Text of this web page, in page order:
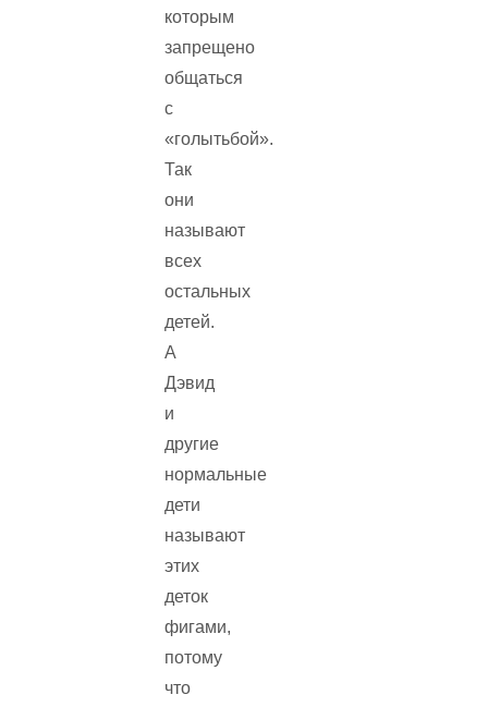
которым
запрещено
общаться
с
«голытьбой».
Так
они
называют
всех
остальных
детей.
А
Дэвид
и
другие
нормальные
дети
называют
этих
деток
фигами,
потому
что